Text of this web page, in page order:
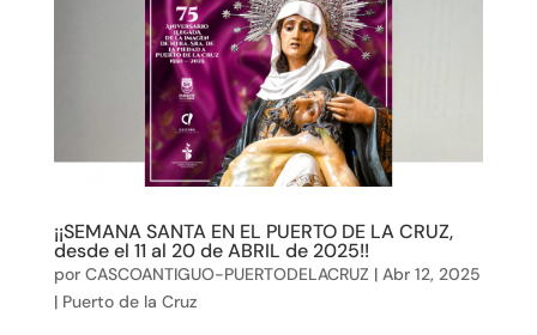
¡¡SEMANA SANTA EN EL PUERTO DE LA CRUZ,
desde el 11 al 20 de ABRIL de 2025!!
por CASCOANTIGUO-PUERTODELACRUZ | Abr 12, 2025
| Puerto de la Cruz